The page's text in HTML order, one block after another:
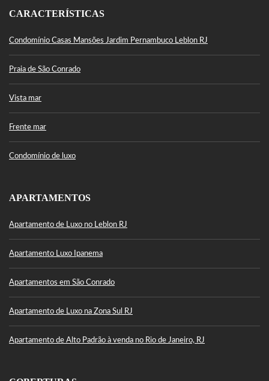
CARACTERÍSTICAS
Condomínio Casas Mansões Jardim Pernambuco Leblon RJ
Praia de São Conrado
Vista mar
Frente mar
Condomínio de luxo
APARTAMENTOS
Apartamento de Luxo no Leblon RJ
Apartamento Luxo Ipanema
Apartamentos em São Conrado
Apartamento de Luxo na Zona Sul RJ
Apartamento de Alto Padrão à venda no Rio de Janeiro, RJ